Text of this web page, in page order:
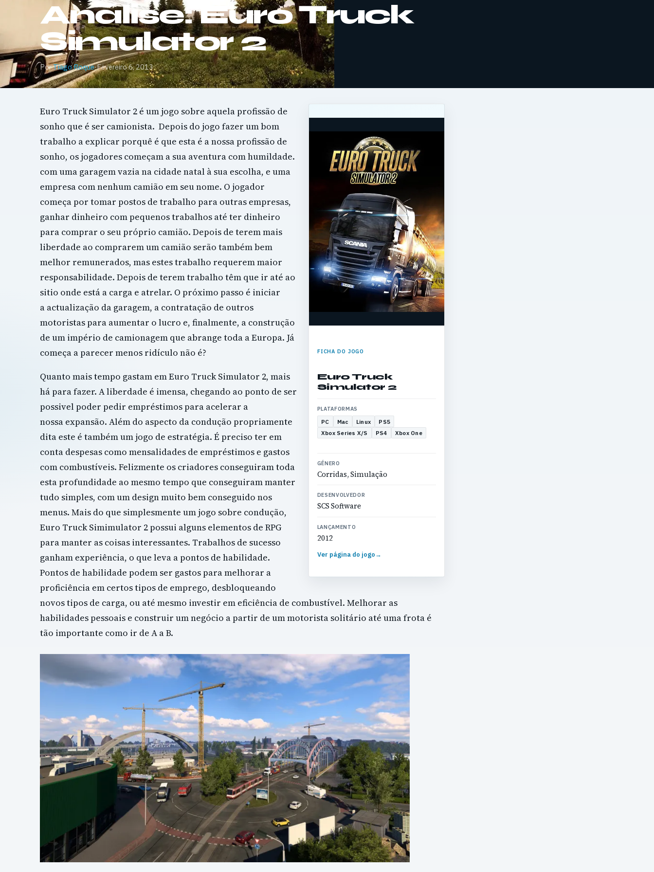
Análise: Euro Truck
Simulator 2
PorTiago Roque·Fevereiro 6, 2013
FICHA DO JOGO
Euro Truck
Simulator 2
PLATAFORMAS
PC Mac Linux
PS5
Xbox Series X/S
PS4 Xbox One
GÉNERO
Corridas, Simulação
DESENVOLVEDOR
SCS Software
LANÇAMENTO
2012
Ver página do jogo→
Euro Truck Simulator 2 é um jogo sobre aquela profissão de
sonho que é ser camionista. Depois do jogo fazer um bom
trabalho a explicar porquê é que esta é a nossa profissão de
sonho, os jogadores começam a sua aventura com humildade.
com uma garagem vazia na cidade natal à sua escolha, e uma
empresa com nenhum camião em seu nome. O jogador
começa por tomar postos de trabalho para outras empresas,
ganhar dinheiro com pequenos trabalhos até ter dinheiro
para comprar o seu próprio camião. Depois de terem mais
liberdade ao comprarem um camião serão também bem
melhor remunerados, mas estes trabalho requerem maior
responsabilidade. Depois de terem trabalho têm que ir até ao
sitio onde está a carga e atrelar. O próximo passo é iniciar
a actualização da garagem, a contratação de outros
motoristas para aumentar o lucro e, finalmente, a construção
de um império de camionagem que abrange toda a Europa. Já
começa a parecer menos ridículo não é?
Quanto mais tempo gastam em Euro Truck Simulator 2, mais
há para fazer. A liberdade é imensa, chegando ao ponto de ser
possivel poder pedir empréstimos para acelerar a
nossa expansão. Além do aspecto da condução propriamente
dita este é também um jogo de estratégia. É preciso ter em
conta despesas como mensalidades de empréstimos e gastos
com combustíveis. Felizmente os criadores conseguiram toda
esta profundidade ao mesmo tempo que conseguiram manter
tudo simples, com um design muito bem conseguido nos
menus. Mais do que simplesmente um jogo sobre condução,
Euro Truck Simimulator 2 possui alguns elementos de RPG
para manter as coisas interessantes. Trabalhos de sucesso
ganham experiência, o que leva a pontos de habilidade.
Pontos de habilidade podem ser gastos para melhorar a
proficiência em certos tipos de emprego, desbloqueando
novos tipos de carga, ou até mesmo investir em eficiência de combustível. Melhorar as
habilidades pessoais e construir um negócio a partir de um motorista solitário até uma frota é
tão importante como ir de A a B.